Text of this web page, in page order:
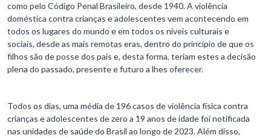
como pelo Código Penal Brasileiro, desde 1940. A violência
doméstica contra crianças e adolescentes vem acontecendo em
todos os lugares do mundo e em todos os níveis culturais e
sociais, desde as mais remotas eras, dentro do princípio de que os
filhos são de posse dos pais e, desta forma, teriam estes a decisão
plena do passado, presente e futuro a lhes oferecer.
Todos os dias, uma média de 196 casos de violência física contra
crianças e adolescentes de zero a 19 anos de idade foi notificada
nas unidades de saúde do Brasil ao longo de 2023. Além disso,